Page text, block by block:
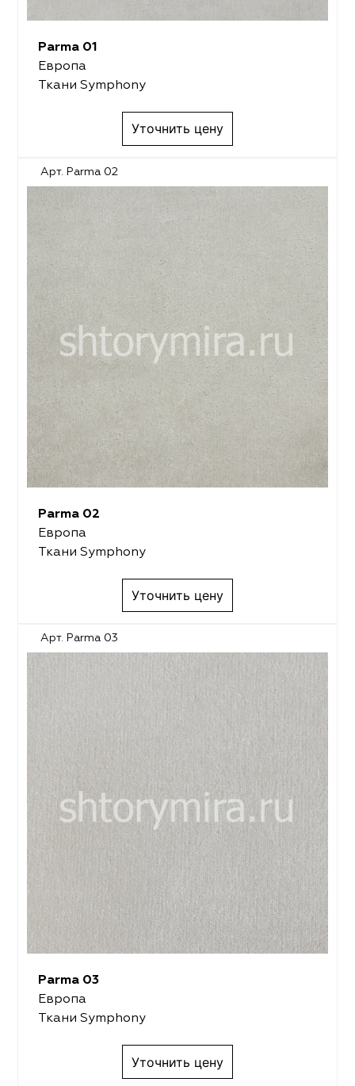
Parma 01
Европа
Ткани Symphony
Уточнить цену
Арт. Parma 02
Parma 02
Европа
Ткани Symphony
Уточнить цену
Арт. Parma 03
Parma 03
Европа
Ткани Symphony
Уточнить цену